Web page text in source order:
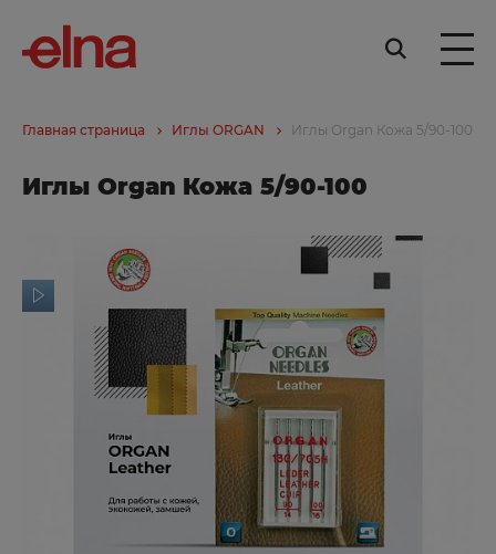
Главная страница Иглы ORGAN Иглы Organ Кожа 5/90-100
Иглы Organ Кожа 5/90-100